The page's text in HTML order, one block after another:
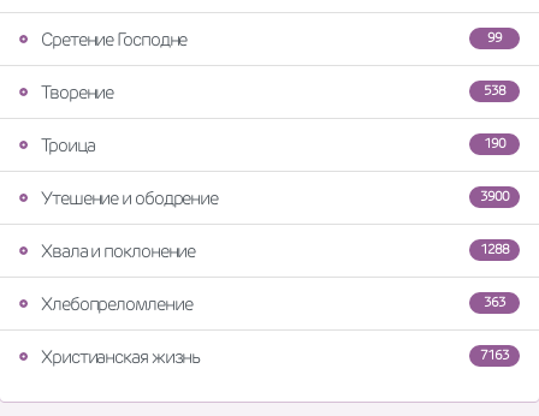
99
Сретение Господне
538
Творение
190
Троица
3900
Утешение и ободрение
1288
Хвала и поклонение
363
Хлебопреломление
7163
Христианская жизнь